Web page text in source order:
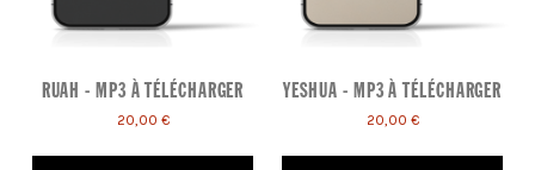
RUAH - MP3 À TÉLÉCHARGER
20,00 €
YESHUA - MP3 À TÉLÉCHARGER
20,00 €